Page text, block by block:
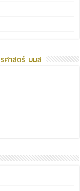
ศาสตร์ มมส